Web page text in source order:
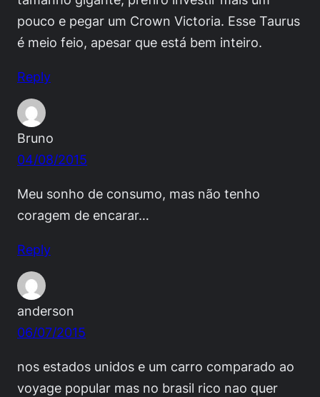
pouco e pegar um Crown Victoria. Esse Taurus
é meio feio, apesar que está bem inteiro.
Reply
Bruno
04/08/2015
Meu sonho de consumo, mas não tenho
coragem de encarar…
Reply
anderson
06/07/2015
nos estados unidos e um carro comparado ao
voyage popular mas no brasil rico nao quer